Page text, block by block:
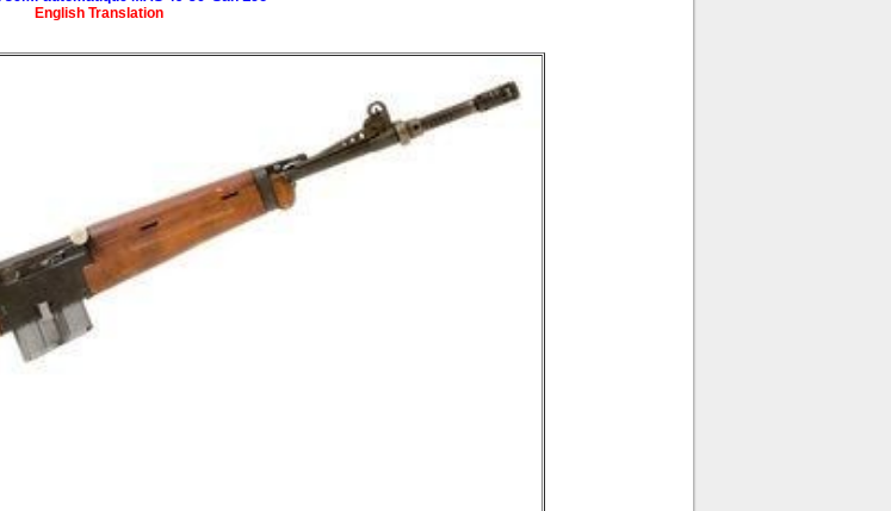
English Translation